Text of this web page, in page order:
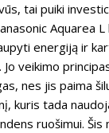
tai puiki
Aquarea
energiją ir
Jo veikimo
nes jis paima
kuris tada
ruošimui. Šis